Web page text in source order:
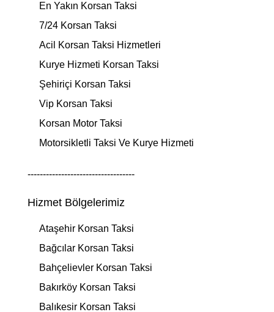
En Yakın Korsan Taksi
7/24 Korsan Taksi
Acil Korsan Taksi Hizmetleri
Kurye Hizmeti Korsan Taksi
Şehiriçi Korsan Taksi
Vip Korsan Taksi
Korsan Motor Taksi
Motorsikletli Taksi Ve Kurye Hizmeti
-----------------------------------
Hizmet Bölgelerimiz
Ataşehir Korsan Taksi
Bağcılar Korsan Taksi
Bahçelievler Korsan Taksi
Bakırköy Korsan Taksi
Balıkesir Korsan Taksi